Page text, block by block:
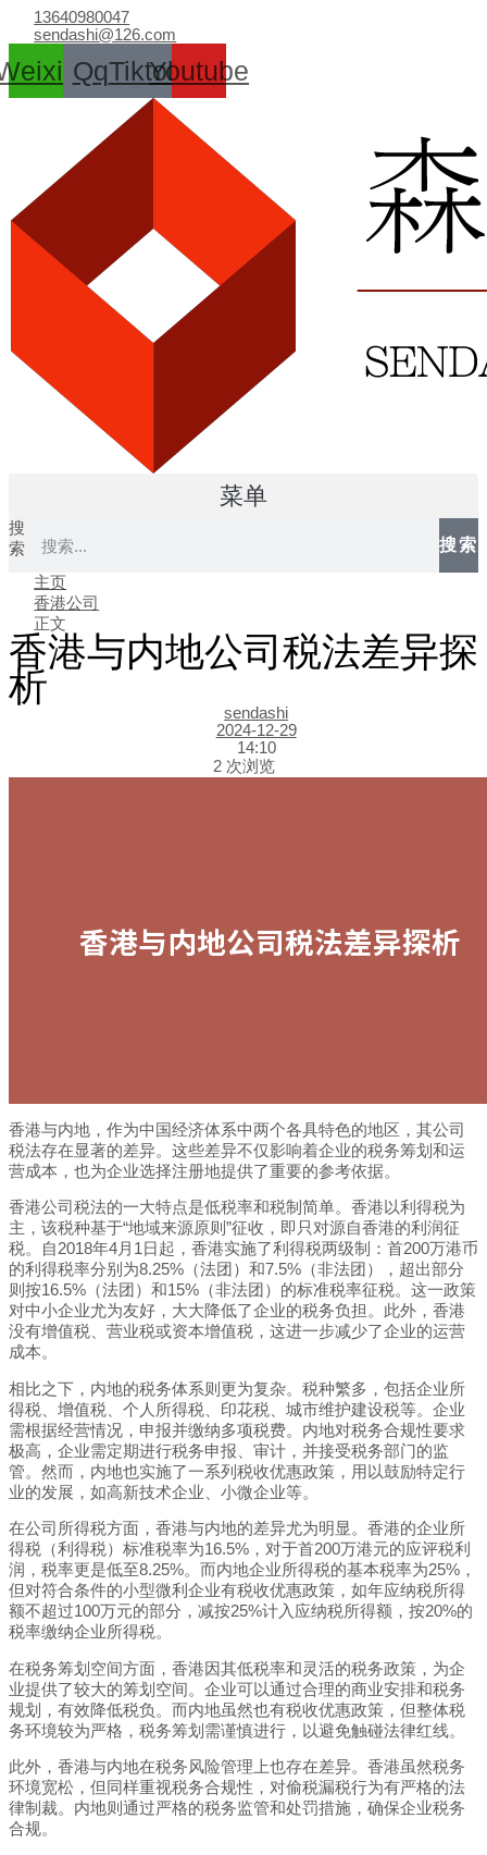
容
13640980047
sendashi@126.com
QqTiktokYoutube
菜单
搜
索
搜索
主页
香港公司
正文
香港与内地公司税法差异探
析
sendashi
2024-12-29
14:10
2 次浏览
香港与内地，作为中国经济体系中两个各具特色的地区，其公司
税法存在显著的差异。这些差异不仅影响着企业的税务筹划和运
营成本，也为企业选择注册地提供了重要的参考依据。
香港公司税法的一大特点是低税率和税制简单。香港以利得税为
主，该税种基于“地域来源原则”征收，即只对源自香港的利润征
税。自2018年4月1日起，香港实施了利得税两级制：首200万港币
的利得税率分别为8.25%（法团）和7.5%（非法团），超出部分
则按16.5%（法团）和15%（非法团）的标准税率征税。这一政策
对中小企业尤为友好，大大降低了企业的税务负担。此外，香港
没有增值税、营业税或资本增值税，这进一步减少了企业的运营
成本。
相比之下，内地的税务体系则更为复杂。税种繁多，包括企业所
得税、增值税、个人所得税、印花税、城市维护建设税等。企业
需根据经营情况，申报并缴纳多项税费。内地对税务合规性要求
极高，企业需定期进行税务申报、审计，并接受税务部门的监
管。然而，内地也实施了一系列税收优惠政策，用以鼓励特定行
业的发展，如高新技术企业、小微企业等。
在公司所得税方面，香港与内地的差异尤为明显。香港的企业所
得税（利得税）标准税率为16.5%，对于首200万港元的应评税利
润，税率更是低至8.25%。而内地企业所得税的基本税率为25%，
但对符合条件的小型微利企业有税收优惠政策，如年应纳税所得
额不超过100万元的部分，减按25%计入应纳税所得额，按20%的
税率缴纳企业所得税。
在税务筹划空间方面，香港因其低税率和灵活的税务政策，为企
业提供了较大的筹划空间。企业可以通过合理的商业安排和税务
规划，有效降低税负。而内地虽然也有税收优惠政策，但整体税
务环境较为严格，税务筹划需谨慎进行，以避免触碰法律红线。
此外，香港与内地在税务风险管理上也存在差异。香港虽然税务
环境宽松，但同样重视税务合规性，对偷税漏税行为有严格的法
律制裁。内地则通过严格的税务监管和处罚措施，确保企业税务
合规。